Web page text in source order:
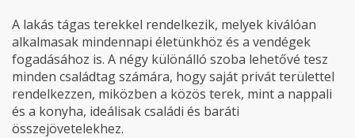
A lakás tágas terekkel rendelkezik, melyek kiválóan
alkalmasak mindennapi életünkhöz és a vendégek
fogadásához is. A négy különálló szoba lehetővé tesz
minden családtag számára, hogy saját privát területtel
rendelkezzen, miközben a közös terek, mint a nappali
és a konyha, ideálisak családi és baráti
összejövetelekhez.